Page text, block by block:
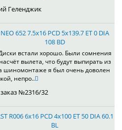
Геленджик
NEO 652 7.5x16 PCD 5x139.7 ET 0 DIA
108 BD
встали хорошо. Были сомнения
насчёт вылета, что будут выпирать из
шиномонтаже я был очень доволен
непро..
№2316/32
R006 6x16 PCD 4x100 ET 50 DIA 60.1
BL